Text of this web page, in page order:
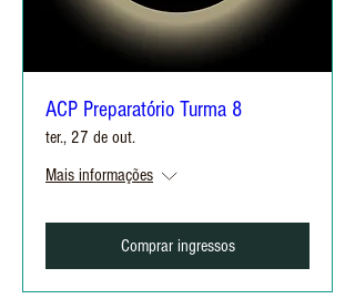
ACP Preparatório Turma 8
ter., 27 de out.
Mais informações
Comprar ingressos